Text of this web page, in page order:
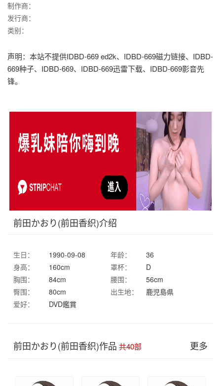
制作商：
发行商：
类别：
声明：本站不提供IDBD-669 ed2k、IDBD-669磁力链接、IDBD-
669种子、IDBD-669、IDBD-669迅雷下载、IDBD-669影音先
锋。
前田かおり(前田香织)介绍
生日： 1990-09-08 年龄：
36
身高：
160cm 罩杯：
D
胸围：
84cm 腰围：
56cm
臀围：
80cm 出生地：
鹿児島県
爱好：
DVD鑑賞
更多
前田かおり(前田香织)作品 共40部